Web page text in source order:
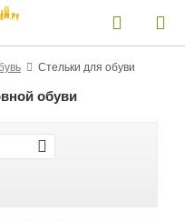
Стельки для обуви
обуви